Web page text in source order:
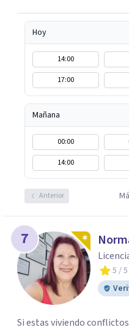
Hoy
14:00
17:00
Mañana
00:00
14:00
Anterior
7
5 / 5
Si estas viviendo